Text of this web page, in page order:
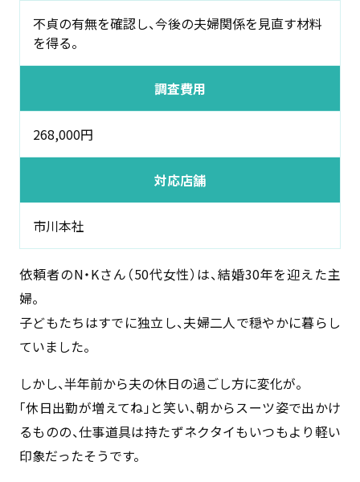
不貞の有無を確認し、今後の夫婦関係を見直す材料
を得る。
調査費用
268,000円
対応店舗
市川本社
依頼者のN・Kさん（50代女性）は、結婚30年を迎えた主
婦。
子どもたちはすでに独立し、夫婦二人で穏やかに暮らし
ていました。
しかし、半年前から夫の休日の過ごし方に変化が。
「休日出勤が増えてね」と笑い、朝からスーツ姿で出かけ
るものの、仕事道具は持たずネクタイもいつもより軽い
印象だったそうです。